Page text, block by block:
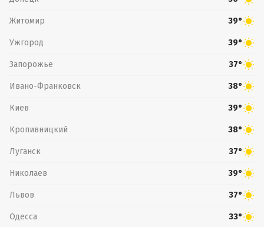
Житомир 39°
Ужгород 39°
Запорожье 37°
Ивано-Франковск 38°
Киев 39°
Кропивницкий 38°
Луганск 37°
Николаев 39°
Львов 37°
Одесса 33°